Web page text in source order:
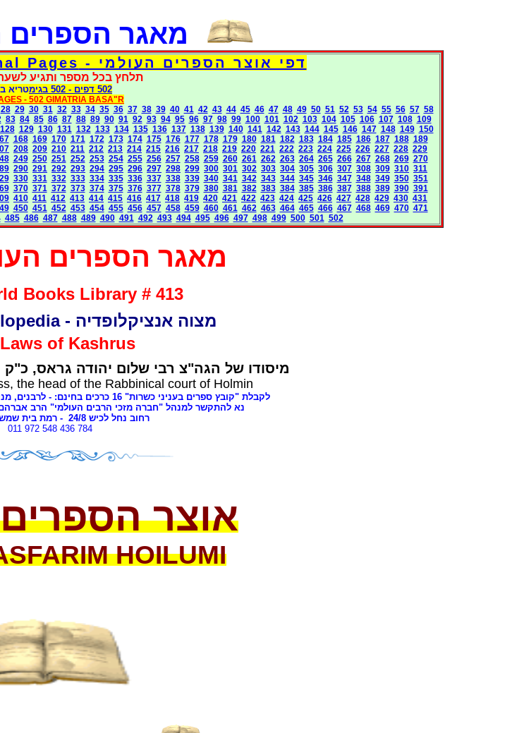
מאגר הספרים
דפי אוצר הספרים העולמי - Torah Books International Pages
תלחץ בכל מספר ותגיע
502 דפים - 502 בגימטריא
- 502 GIMATRIA BASA"R
28 29 30 31 32 33 34 35 36 37 38 39 40 41 42 43 44 45 46 47 48 49 50 51 52 53 54 55 56 57 58
83 84 85 86 87 88 89 90 91 92 93 94 95 96 97 98 99 100 101 102 103 104 105 106 107 108 109
128 129 130 131 132 133 134 135 136 137 138 139 140 141 142 143 144 145 146 147 148 149 150
168 169 170 171 172 173 174 175 176 177 178 179 180 181 182 183 184 185 186 187 188 189
208 209 210 211 212 213 214 215 216 217 218 219 220 221 222 223 224 225 226 227 228 229
249 250 251 252 253 254 255 256 257 258 259 260 261 262 263 264 265 266 267 268 269 270
290 291 292 293 294 295 296 297 298 299 300 301 302 303 304 305 306 307 308 309 310 311
330 331 332 333 334 335 336 337 338 339 340 341 342 343 344 345 346 347 348 349 350 351
370 371 372 373 374 375 376 377 378 379 380 381 382 383 384 385 386 387 388 389 390 391
410 411 412 413 414 415 416 417 418 419 420 421 422 423 424 425 426 427 428 429 430 431
450 451 452 453 454 455 456 457 458 459 460 461 462 463 464 465 466 467 468 469 470 471
485 486 487 488 489 490 491 492 493 494 495 496 497 498 499 500 501 502
מאגר הספרים
Books Library # 413
מצוה אנציקלופדיה - Mitzvah Encyclopedia
of Kashrus
מיסודו של הגה"צ רבי שלום יהודה גראס, כ"ק
the head of the Rabbinical court of Holmin
לקבלת "קובץ ספרים בעניני כשרות" 16 כרכים בחינם: - לרבנים,
נא להתקשר למנהל "חברה מזכי הרבים העולמי" הרב
רחוב נחל לכיש 24/ 8
- רמת בית
011 972 548 436 784
אוצר
HOILUMI